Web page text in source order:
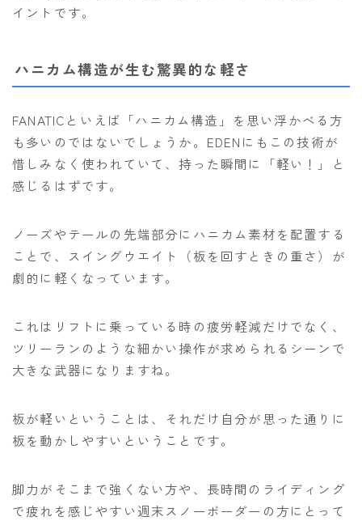
イントです。
ハニカム構造が生む驚異的な軽さ
FANATICといえば「ハニカム構造」を思い浮かべる方
も多いのではないでしょうか。EDENにもこの技術が
惜しみなく使われていて、持った瞬間に「軽い！」と
感じるはずです。
ノーズやテールの先端部分にハニカム素材を配置する
ことで、スイングウエイト（板を回すときの重さ）が
劇的に軽くなっています。
これはリフトに乗っている時の疲労軽減だけでなく、
ツリーランのような細かい操作が求められるシーンで
大きな武器になりますね。
板が軽いということは、それだけ自分が思った通りに
板を動かしやすいということです。
脚力がそこまで強くない方や、長時間のライディング
で疲れを感じやすい週末スノーボーダーの方にとって